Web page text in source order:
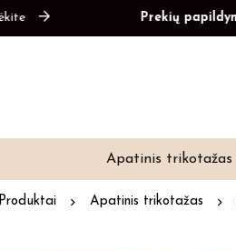
Prekių papildymas
Apatinis trikotažas
Produktai Apatinis trikotažas